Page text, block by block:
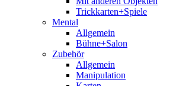
Trickkarten+Spiele
Mental
Allgemein
Bühne+Salon
Zubehör
Allgemein
Manipulation